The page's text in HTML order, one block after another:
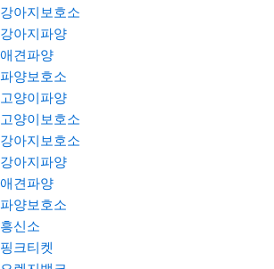
강아지보호소
강아지파양
애견파양
파양보호소
고양이파양
고양이보호소
강아지보호소
강아지파양
애견파양
파양보호소
흥신소
핑크티켓